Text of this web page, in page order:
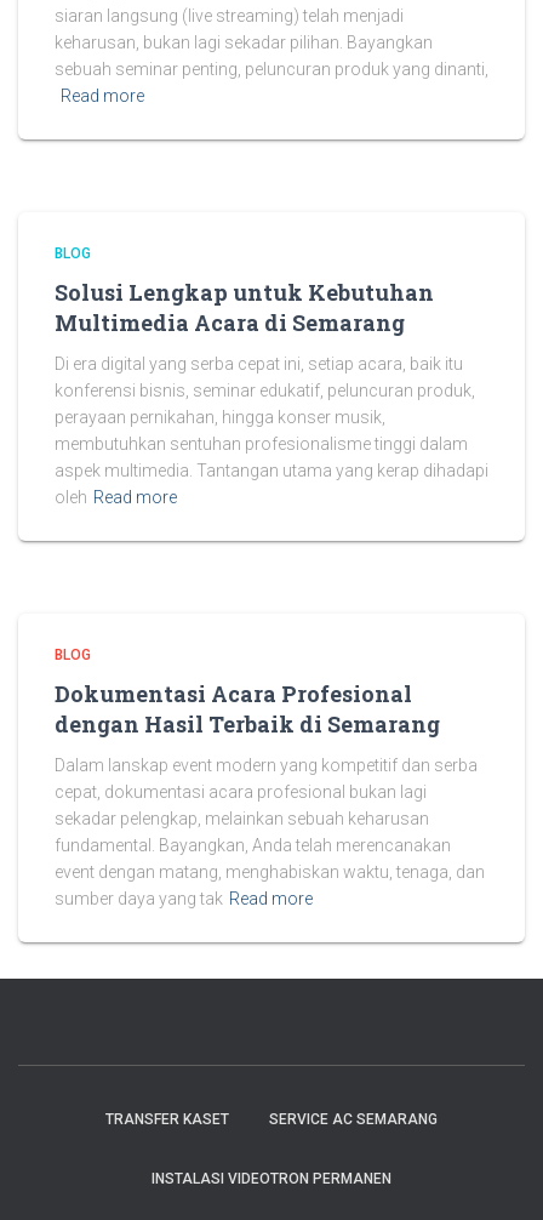
siaran langsung (live streaming) telah menjadi
keharusan, bukan lagi sekadar pilihan. Bayangkan
sebuah seminar penting, peluncuran produk yang dinanti,
Read more
BLOG
Solusi Lengkap untuk Kebutuhan
Multimedia Acara di Semarang
Di era digital yang serba cepat ini, setiap acara, baik itu
konferensi bisnis, seminar edukatif, peluncuran produk,
perayaan pernikahan, hingga konser musik,
membutuhkan sentuhan profesionalisme tinggi dalam
aspek multimedia. Tantangan utama yang kerap dihadapi
oleh Read more
BLOG
Dokumentasi Acara Profesional
dengan Hasil Terbaik di Semarang
Dalam lanskap event modern yang kompetitif dan serba
cepat, dokumentasi acara profesional bukan lagi
sekadar pelengkap, melainkan sebuah keharusan
fundamental. Bayangkan, Anda telah merencanakan
event dengan matang, menghabiskan waktu, tenaga, dan
sumber daya yang tak Read more
TRANSFER KASET SERVICE AC SEMARANG
INSTALASI VIDEOTRON PERMANEN